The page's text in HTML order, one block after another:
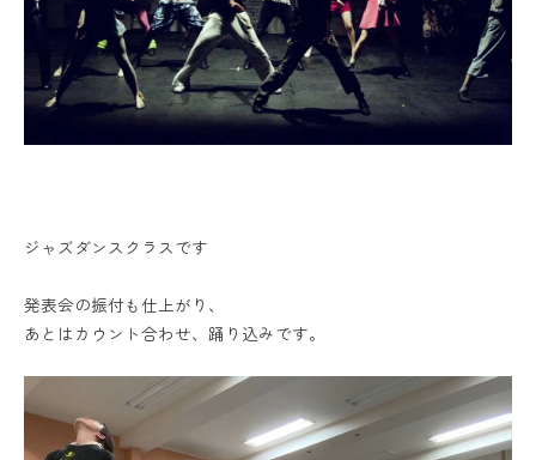
ジャズダンスクラスです
発表会の振付も仕上がり、
あとはカウント合わせ、踊り込みです。